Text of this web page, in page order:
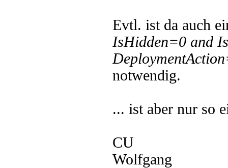
Evtl. ist da auch
IsHidden=0 and
notwendig.
... ist aber nur so
CU
Wolfgang